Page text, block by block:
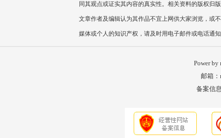
同其观点或证实其内容的真实性。相关资料的版权归
文章作者及编辑认为其作品不宜上网供大家浏览，或
媒体或个人的知识产权，请及时用电子邮件或电话通
Power by
邮箱：
备案信